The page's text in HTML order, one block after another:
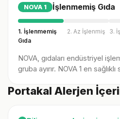
NOVA 1 İşlenmemiş Gıda
1. İşlenmemiş
Gıda
2. Az İşlenmiş 3.
NOVA, gıdaları endüstriyel
gruba ayırır. NOVA 1 en
Portakal Alerjen